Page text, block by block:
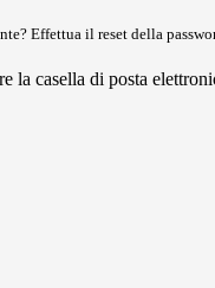
Effettua il reset della
la casella di posta